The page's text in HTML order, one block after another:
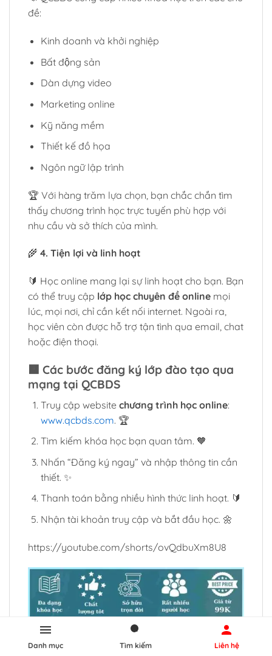
đề:
Kinh doanh và khởi nghiệp
Bất động sản
Dàn dựng video
Marketing online
Kỹ năng mềm
Thiết kế đồ họa
Ngôn ngữ lập trình
🏆 Với hàng trăm lựa chọn, bạn chắc chắn tìm
thấy chương trình học trực tuyến phù hợp với
nhu cầu và sở thích của mình.
🌾 4. Tiện lợi và linh hoạt
🔰 Học online mang lại sự linh hoạt cho bạn. Bạn
có thể truy cập lớp học chuyên đề online mọi
lúc, mọi nơi, chỉ cần kết nối internet. Ngoài ra,
học viên còn được hỗ trợ tận tình qua email, chat
hoặc điện thoại.
🟧 Các bước đăng ký lớp đào tạo qua
mạng tại QCBDS
Truy cập website chương trình học online:
www.qcbds.com. 🏆
Tìm kiếm khóa học bạn quan tâm. 🧡
Nhấn “Đăng ký ngay” và nhập thông tin cần
thiết. ✨
Thanh toán bằng nhiều hình thức linh hoạt. 🔰
Nhận tài khoản truy cập và bắt đầu học. 🌼
https://youtube.com/shorts/ovQdbuXm8U8
Danh mục Tìm kiếm Liên hệ